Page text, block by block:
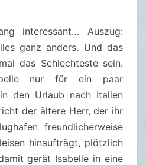
L
4
F
interessant… Auszug:
ganz anders. Und das
das Schlechteste sein.
nur für ein paar
den Urlaub nach Italien
der ältere Herr, der ihr
freundlicherweise
hinaufträgt, plötzlich
gerät Isabelle in eine